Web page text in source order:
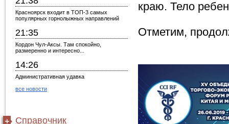
Красноярск входит в ТОП-3 самых
популярных горнолыжных направлений
21:35
Кордон Чул-Аксы. Там спокойно,
размеренно и интересно...
14:26
Административная удавка
все новости
Справочник
краю. Тело
Отметим,